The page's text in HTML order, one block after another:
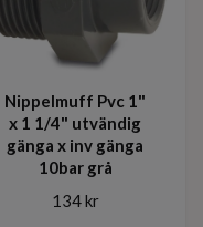
Nippelmuff Pvc 1"
x 1 1/4" utvändig
gänga x inv gänga
10bar grå
134 kr